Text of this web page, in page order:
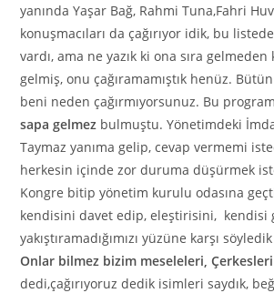
yanında Yaşar Bağ, Rahmi Tuna,Fahri
konuşmacıları da çağırıyor idik, bu
vardı, ama neyazık ki ona sıra gelmeden
gelmiş, onu çağıramamıştık henüz.
beni neden çağırmıyorsunuz. Bu
sapa gelmez bulmuştu. Yönetimdeki
Taymaz yanıma gelip, cevap vermemi
herkesin içinde zor duruma düşürmek
Kongre bitip yönetim kurulu odasına
kendisini davet edip, eleştirisini, kendisi
yakıştıramadığımızı yüzüne karşı
Onlar bilmez bizim meseleleri,Çerkesleri
dedi,çağırıyoruz dedik isimleri saydık,